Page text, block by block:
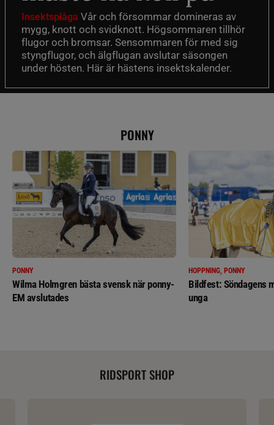
Insektsplåga Vår och försommar domineras av
mygg, knott och svidknott. Högsommaren tillhör
flugor och bromsar. Sensommaren för med sig
styngflugor, och älgflugan avslutar säsongen
under hösten. Här är hästens insektskalender.
PONNY
PONNY
Wilma Holmgren bästa svensk när ponny-
EM avslutades
HOPPNING, PONNY
Bildfest: Söndagens
unga
RIDSPORT SHOP